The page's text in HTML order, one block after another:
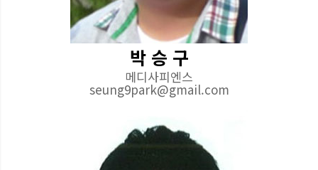
박 승 구
메디사피엔스
seung9park@gmail.com